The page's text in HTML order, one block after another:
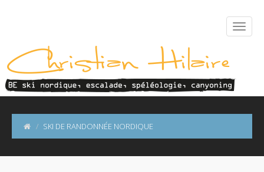
SKI DE RANDONNÉE NORDIQUE